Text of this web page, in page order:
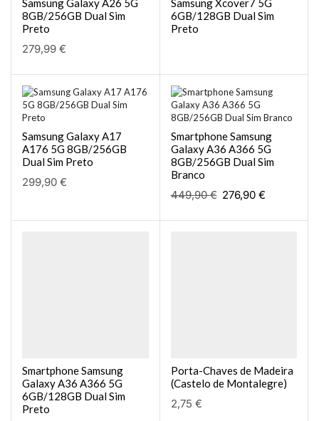
Samsung Galaxy A26 5G
8GB/256GB Dual Sim
Preto
279,99 €
Samsung Xcover7 5G
6GB/128GB Dual Sim
Preto
Samsung Galaxy A17
A176 5G 8GB/256GB
Dual Sim Preto
299,90 €
Smartphone Samsung
Galaxy A36 A366 5G
8GB/256GB Dual Sim
Branco
449,90€ 276,90 €
Smartphone Samsung
Galaxy A36 A366 5G
6GB/128GB Dual Sim
Preto
Porta-Chaves de Madeira
(Castelo de Montalegre)
2,75 €